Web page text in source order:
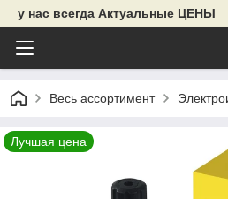
у нас всегда Актуальные ЦЕНЫ
Весь ассортимент
Лучшая цена